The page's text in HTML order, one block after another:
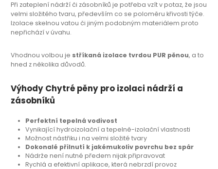
Při zateplení nádrží či zásobníků je potřeba vzít v potaz, že jsou
velmi složitého tvaru, především co se poloměru křivosti týče.
Izolace skelnou vatou či jiným podobným materiálem proto
nepřichází v úvahu.
Vhodnou volbou je stříkaná izolace tvrdou PUR pěnou, a to
hned z několika důvodů.
Výhody Chytré pěny pro izolaci nádrží a
zásobníků
Perfektní tepelná vodivost
Vynikající hydroizolační a tepelně-izolační vlastnosti
Možnost nástřiku i na velmi složité tvary
Dokonalé přilnutí k jakémukoliv povrchu bez spár
Nádrže není nutné předem nijak připravovat
Rychlá a efektivní aplikace, která nebrzdí provoz